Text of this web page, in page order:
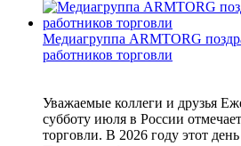
Медиагруппа ARMTORG
работников торговли
Уважаемые коллеги и друзья
субботу июля в России
торговли. В 2026 году этот